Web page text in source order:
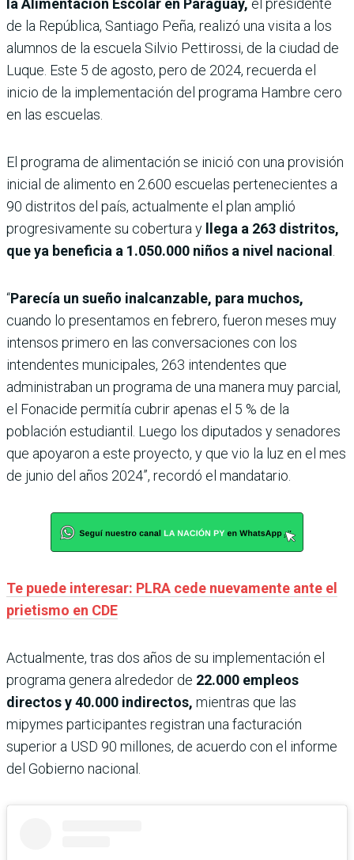
la Alimentación Escolar en Paraguay, el presidente
de la República, Santiago Peña, realizó una visita a los
alumnos de la escuela Silvio Pettirossi, de la ciudad de
Luque. Este 5 de agosto, pero de 2024, recuerda el
inicio de la implementación del programa Hambre cero
en las escuelas.
El programa de alimentación se inició con una provisión
inicial de alimento en 2.600 escuelas pertenecientes a
90 distritos del país, actualmente el plan amplió
progresivamente su cobertura y
llega a 263 distritos,
que ya beneficia a 1.050.000 niños a nivel nacional
“Parecía un sueño inalcanzable, para muchos,
cuando lo presentamos en febrero, fueron meses muy
intensos primero en las conversaciones con los
intendentes municipales, 263 intendentes que
administraban un programa de una manera muy parcial,
el Fonacide permitía cubrir apenas el 5 % de la
población estudiantil. Luego los diputados y senadores
que apoyaron a este proyecto, y que vio la luz en el mes
de junio del años 2024”, recordó el mandatario.
Te puede interesar: PLRA cede nuevamente ante el
prietismo en CDE
Actualmente, tras dos años de su implementación el
programa genera alrededor de 22.000 empleos
directos y 40.000 indirectos, mientras que las
mipymes participantes registran una facturación
superior a USD 90 millones, de acuerdo con el informe
del Gobierno nacional.